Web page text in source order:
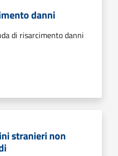
danni
di risarcimento danni
stranieri non